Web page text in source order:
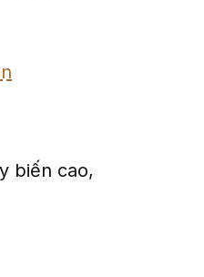
biến cao,